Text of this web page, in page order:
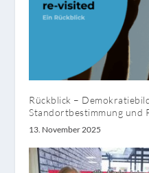
Rückblick –
Standortbestimmung und
13. November 2025